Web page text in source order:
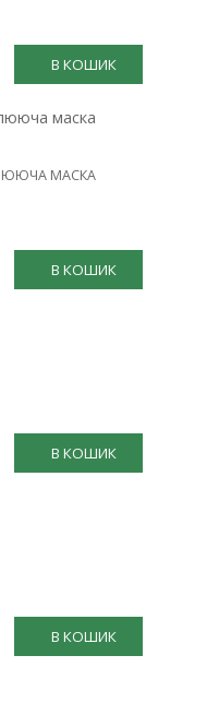
В КОШИК
МАСКА
В КОШИК
В КОШИК
В КОШИК